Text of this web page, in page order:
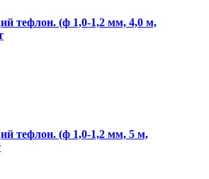
тефлон. (ф 1,0-1,2 мм, 4,0 м,
тефлон. (ф 1,0-1,2 мм, 5 м,